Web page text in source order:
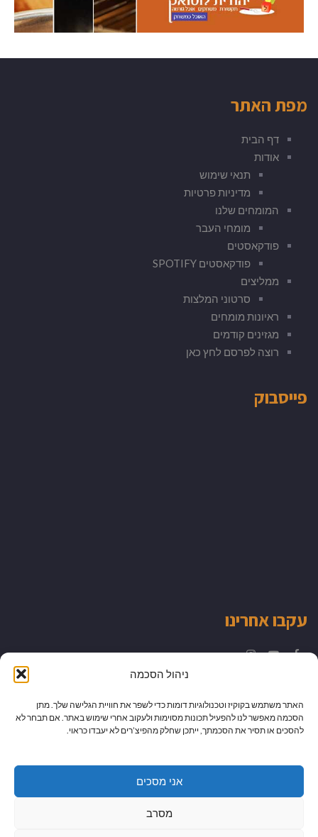
ניהול הסכמה
האתר משתמש בקוקיז וטכנולוגיות דומות כדי לשפר את חוויית הגלישה שלך. מתן
הסכמה מאפשר לנו להפעיל תכונות מסוימות ולעקוב אחרי שימוש באתר. אם תבחר לא
להסכים או תסיר את הסכמתך, ייתכן שחלק מהפיצ’רים לא יעבדו כראוי.
אני מסכים
מסרב
מפת האתר
דף הבית
אודות
תנאי שימוש
מדיניות פרטיות
המומחים שלנו
מומחי העבר
פודקאסטים
פודקאסטים SPOTIFY
ממליצים
סרטוני המלצות
ראיונות מומחים
מגזינים קודמים
רוצה לפרסם לחץ כאן
פייסבוק
עקבו אחרינו